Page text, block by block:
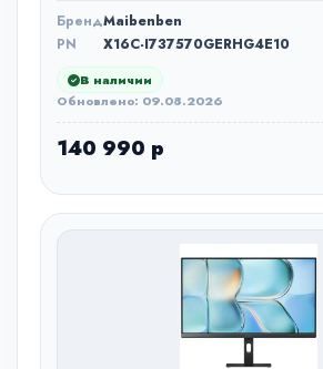
БрендMaibenben
PN
X16C-I737570GERHG4E10
В наличии
Обновлено: 09.08.2026
140 990 р